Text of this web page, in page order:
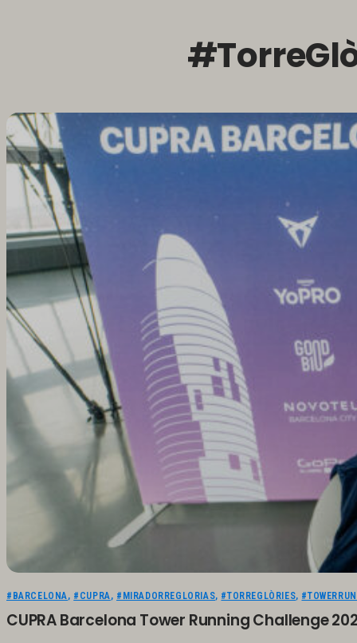
#BARCELONA, #CUPRA, #MIRADORREGLORIAS, #TORREGLÒRIES,
CUPRA Barcelona Tower Running Challenge